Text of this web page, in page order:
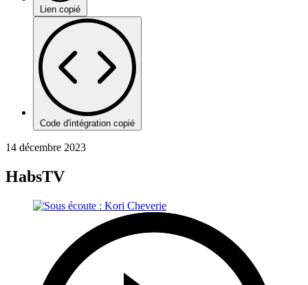
Lien copié
Code d'intégration copié
14 décembre 2023
HabsTV